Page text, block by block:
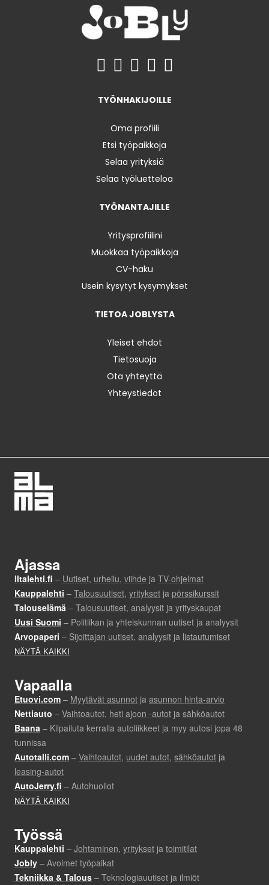
TYÖNHAKIJOILLE
Oma profiili
Etsi työpaikkoja
Selaa yrityksiä
Selaa työluetteloa
TYÖNANTAJILLE
Yritysprofiilini
Muokkaa työpaikkoja
CV-haku
Usein kysytyt kysymykset
TIETOA JOBLYSTA
Yleiset ehdot
Tietosuoja
Ota yhteyttä
Yhteystiedot